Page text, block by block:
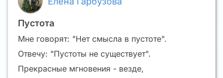
Пустота
Мне говорят: "Нет смысла в пустоте".
Отвечу: "Пустоты не существует".
Прекрасные мгновения - везде,